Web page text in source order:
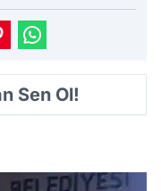
Sen Ol!